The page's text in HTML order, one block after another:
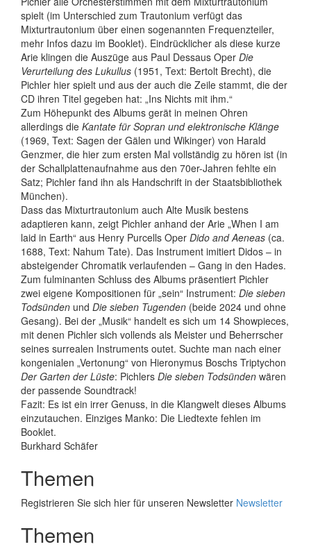
spielt (im Unterschied zum Trautonium verfügt das
Mixturtrautonium über einen sogenannten Frequenzteiler,
mehr Infos dazu im Booklet). Eindrücklicher als diese kurze
Arie klingen die Auszüge aus Paul Dessaus Oper Die
Verurteilung des Lukullus (1951, Text: Bertolt Brecht), die
Pichler hier spielt und aus der auch die Zeile stammt, die der
CD ihren Titel gegeben hat: „Ins Nichts mit ihm.“
Zum Höhepunkt des Albums gerät in meinen Ohren
allerdings die Kantate für Sopran und elektronische Klänge
(1969, Text: Sagen der Gälen und Wikinger) von Harald
Genzmer, die hier zum ersten Mal vollständig zu hören ist (in
der Schallplattenaufnahme aus den 70er-Jahren fehlte ein
Satz; Pichler fand ihn als Handschrift in der Staatsbibliothek
München).
Dass das Mixturtrautonium auch Alte Musik bestens
adaptieren kann, zeigt Pichler anhand der Arie „When I am
laid in Earth“ aus Henry Purcells Oper Dido and Aeneas (ca.
1688, Text: Nahum Tate). Das Instrument imitiert Didos – in
absteigender Chromatik verlaufenden – Gang in den Hades.
Zum fulminanten Schluss des Albums präsentiert Pichler
zwei eigene Kompositionen für „sein“ Instrument: Die sieben
Todsünden und Die sieben Tugenden (beide 2024 und ohne
Gesang). Bei der „Musik“ handelt es sich um 14 Showpieces,
mit denen Pichler sich vollends als Meister und Beherrscher
seines surrealen Instruments outet. Suchte man nach einer
kongenialen „Vertonung“ von Hieronymus Boschs Triptychon
Der Garten der Lüste: Pichlers Die sieben Todsünden wären
der passende Soundtrack!
Fazit: Es ist ein irrer Genuss, in die Klangwelt dieses Albums
einzutauchen. Einziges Manko: Die Liedtexte fehlen im
Booklet.
Burkhard Schäfer
Themen
Registrieren Sie sich hier für unseren Newsletter Newsletter
Themen